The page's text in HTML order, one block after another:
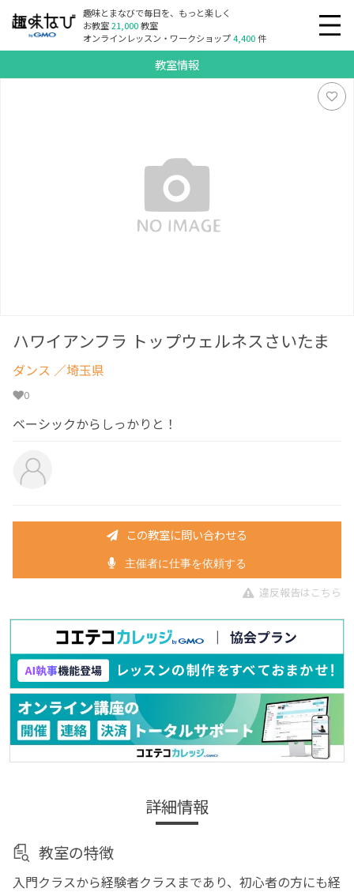
趣味とまなびで毎日を、もっと楽しく
お教室21,000教室
オンラインレッスン・ワークショップ4,400件
教室情報
ハワイアンフラ トップウェルネスさいたま
ダンス ／埼玉県
0
ベーシックからしっかりと！
この教室に問い合わせる
主催者に仕事を依頼する
違反報告はこちら
詳細情報
教室の特徴
入門クラスから経験者クラスまであり、初心者の方にも経